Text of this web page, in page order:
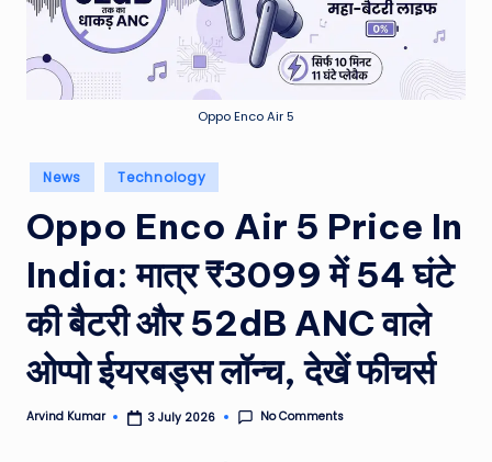
t
er
T
e
c
h
&
M
o
vi
Oppo Enco Air 5
Posted
in
News Technology
Oppo Enco Air 5 Price In
India: मात्र ₹3099 में 54 घंटे
की बैटरी और 52dB ANC वाले
ओप्पो ईयरबड्स लॉन्च, देखें फीचर्स
Posted
Arvind Kumar 3 July 2026 No Comments